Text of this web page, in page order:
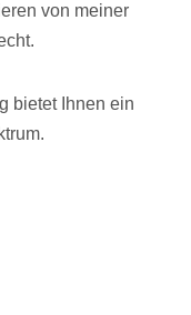
von meiner
bietet Ihnen ein